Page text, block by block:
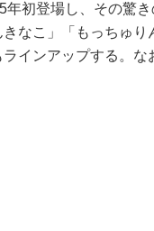
年初登場し、その驚
きなこ」「もっちゅ
ラインアップする。